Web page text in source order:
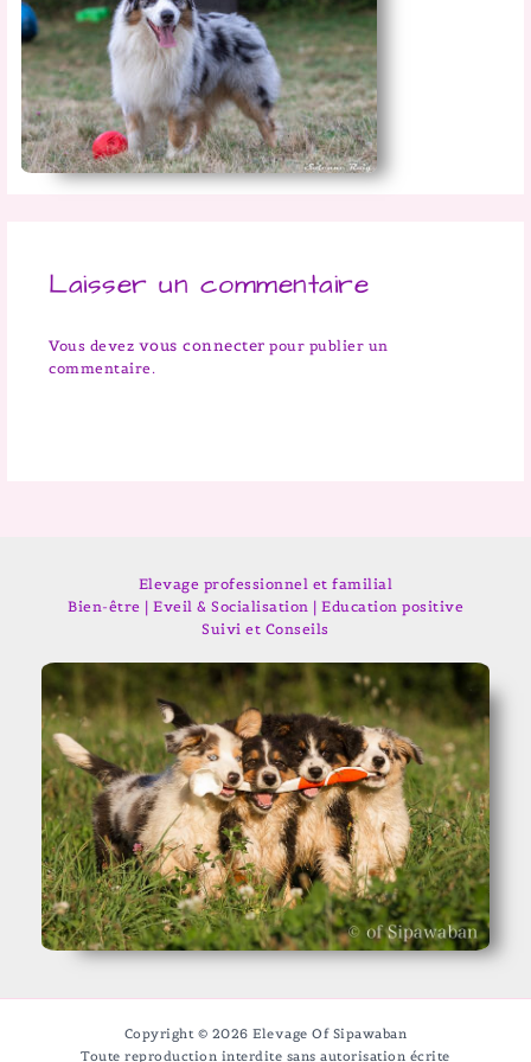
Laisser un commentaire
Vous devez vous connecter pour publier un
commentaire.
Elevage professionnel et familial
Bien-être | Eveil & Socialisation | Education positive
Suivi et Conseils
Copyright © 2026 Elevage Of Sipawaban
Toute reproduction interdite sans autorisation écrite